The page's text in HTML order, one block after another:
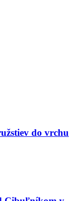
do vrchu